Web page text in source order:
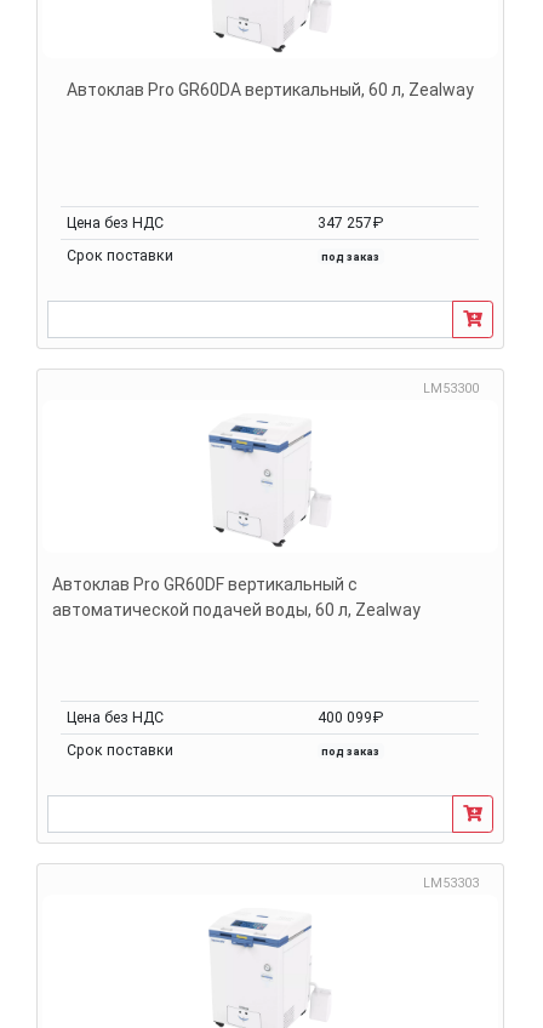
Автоклав Pro GR60DA вертикальный, 60 л, Zealway
Цена без НДС
347 257₽
Срок поставки
под заказ
LM53300
Автоклав Pro GR60DF вертикальный с
автоматической подачей воды, 60 л, Zealway
Цена без НДС
400 099₽
Срок поставки
под заказ
LM53303